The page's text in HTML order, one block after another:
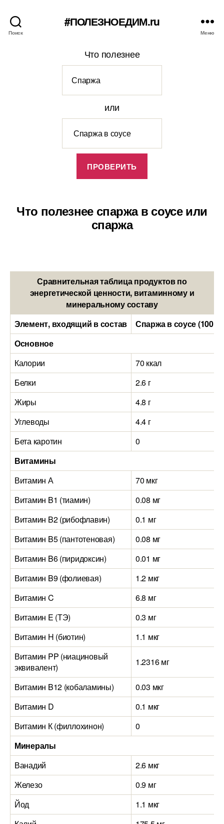
Поиск
#ПОЛЕЗНОЕДИМ.ru
Меню
Что полезнее
или
Что полезнее спаржа в соусе или
спаржа
Сравнительная таблица продуктов по
энергетической ценности, витаминному и
минеральному составу
Элемент, входящий в состав
Спаржа в соусе (100
Основное
Калории
70 ккал
Белки
2.6 г
Жиры
4.8 г
Углеводы
4.4 г
Бета каротин
0
Витамины
Витамин А
70 мкг
Витамин B1 (тиамин)
0.08 мг
Витамин B2 (рибофлавин)
0.1 мг
Витамин B5 (пантотеновая)
0.08 мг
Витамин B6 (пиридоксин)
0.01 мг
Витамин B9 (фолиевая)
1.2 мкг
Витамин C
6.8 мг
Витамин E (ТЭ)
0.3 мг
Витамин H (биотин)
1.1 мкг
Витамин PP (ниациновый
эквивалент)
1.2316 мг
Витамин B12 (кобаламины)
0.03 мкг
Витамин D
0.1 мкг
Витамин К (филлохинон)
0
Минералы
Ванадий
2.6 мкг
Железо
0.9 мг
Йод
1.1 мкг